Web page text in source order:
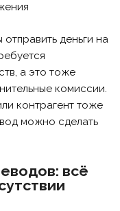
деньги на
а это тоже
комиссии.
контрагент тоже
можно сделать
всё